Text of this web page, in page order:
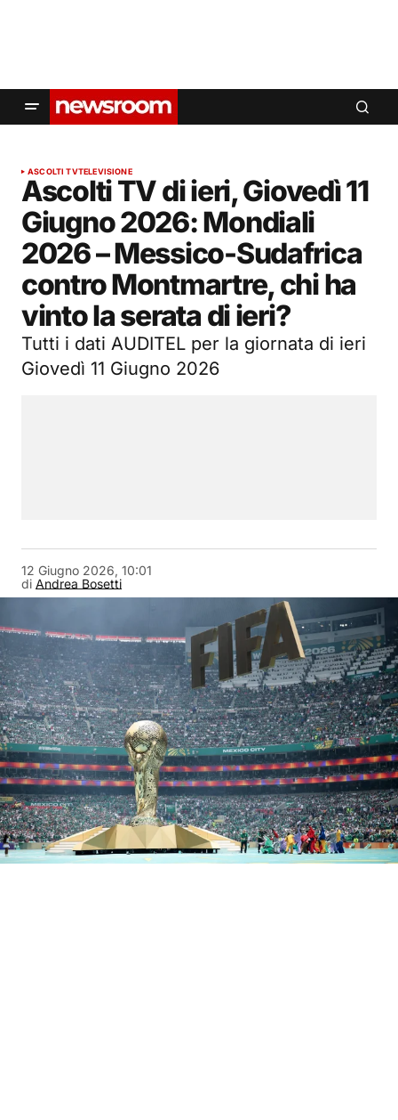
ASCOLTI TVTELEVISIONE
Ascolti TV di ieri, Giovedì 11
Giugno 2026: Mondiali
2026 – Messico-Sudafrica
contro Montmartre, chi ha
vinto la serata di ieri?
Tutti i dati AUDITEL per la giornata di ieri
Giovedì 11 Giugno 2026
di Andrea Bosetti
12 Giugno 2026, 10:01